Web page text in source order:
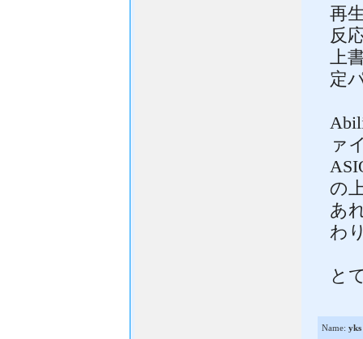
再
反
上
定
ァ
の
あ
わ
と
Name: yks